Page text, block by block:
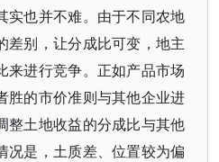
实也并不难。由于不同农地
差别，让分成比可变，地主
来进行竞争。正如产品市场
胜的市价准则与其他企业进
整土地收益的分成比与其他
况是，土质差、位置较为偏